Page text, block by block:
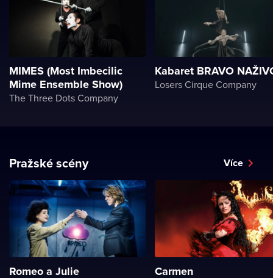
MIMES (Most Imbecilic
Mime Ensemble Show)
The Three Dots Company
Kabaret BRAVO
Losers Cirque Company
Pražské scény Více
Romeo a Julie Carmen